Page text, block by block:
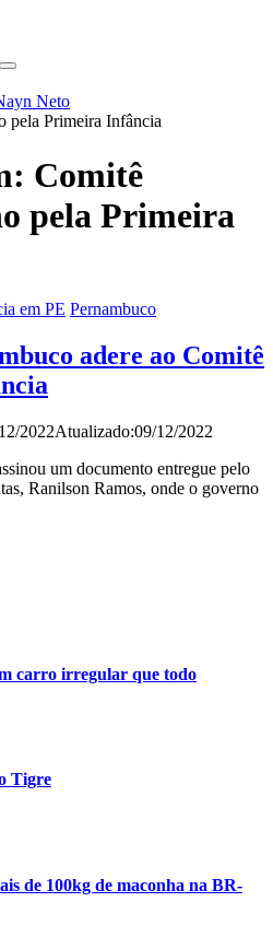
pela Primeira Infância
Comitê
pela Primeira
Pernambuco
adere ao Comitê
2022Atualizado:09/12/2022
um documento entregue pelo
Ranilson Ramos, onde o governo
carro irregular que todo
Tigre
de 100kg de maconha na BR-